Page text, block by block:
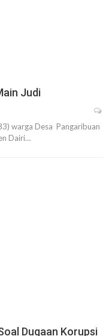
Judi
warga Desa Pangaribuan
Dairi…
Dugaan Korupsi